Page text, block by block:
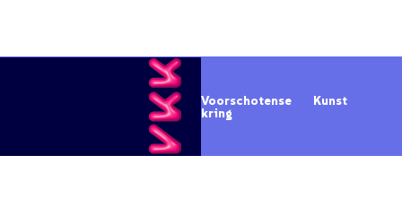
Voorschotense Kunst
kring